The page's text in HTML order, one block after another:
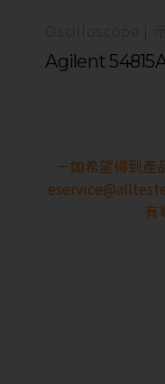
Agilent
－如希望得到產
有